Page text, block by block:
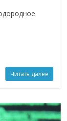
Читать далее